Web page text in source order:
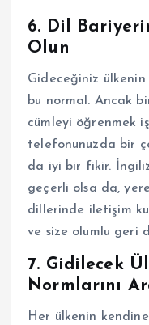
6. Dil
Olun
Gideceğiniz
bu normal. Ancak
cümleyi öğrenmek
telefonunuzda bir
da iyi bir fikir.
geçerli olsa da,
dillerinde iletişim
ve size olumlu geri
7. Gidilecek
Normlarını
Her ülkenin